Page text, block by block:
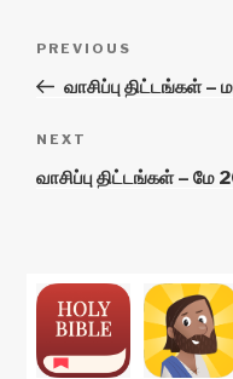
Previous
Post
PREVIOUS
வாசிப்பு திட்டங்கள் –
Next
Post
NEXT
வாசிப்பு திட்டங்கள் – மே